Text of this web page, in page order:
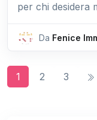
per chi desidera
Da Fenice
1 2 3